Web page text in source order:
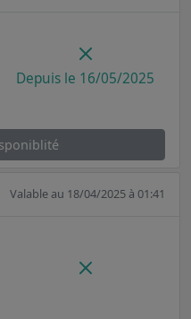
Depuis le 16/05/2025
Valable au 18/04/2025 à 01:41